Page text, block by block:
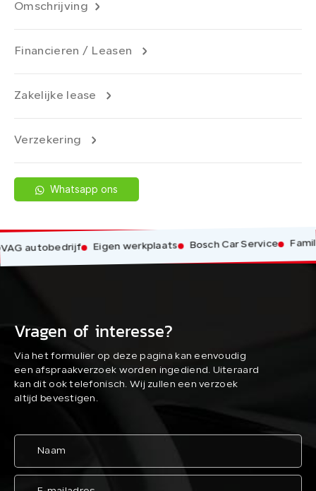
Omschrijving
Financieren / Leasen
Zakelijke lease
Verzekering
Whatsapp ons
autobedrijf Eigen werkplaats Bosch Car Service
Vragen of interesse?
Via het formulier op deze pagina kan eenvoudig
een afspraakverzoek worden ingediend. Uiteraard
kan dit ook telefonisch. Wij zullen een verzoek
altijd bevestigen.